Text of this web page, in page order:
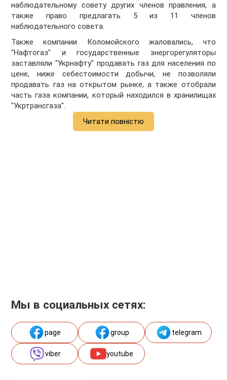
наблюдательному совету других членов правления, а
также право предлагать 5 из 11 членов
наблюдательного совета.
Также компании Коломойского жаловались, что
"Нафтогаз" и государственные энергорегуляторы
заставляли "Укрнафту" продавать газ для населения по
цене, ниже себестоимости добычи, не позволяли
продавать газ на открытом рынке, а также отобрали
часть газа компании, который находился в хранилищах
"Укртрансгаза".
Читати повністю
Мы в социальных сетях:
page group telegram
viber youtube